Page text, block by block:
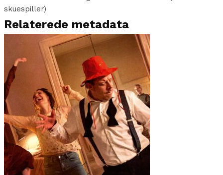
skuespiller)
Relaterede metadata